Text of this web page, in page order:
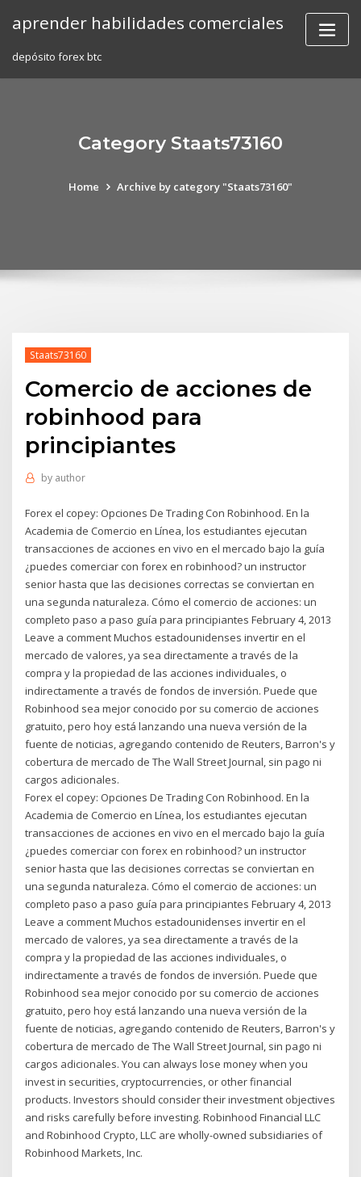
aprender habilidades comerciales
depósito forex btc
Category Staats73160
Home Archive by category "Staats73160"
Staats73160
Comercio de acciones de
robinhood para
principiantes
by author
Forex el copey: Opciones De Trading Con Robinhood. En la
Academia de Comercio en Línea, los estudiantes ejecutan
transacciones de acciones en vivo en el mercado bajo la guía
¿puedes comerciar con forex en robinhood? un instructor
senior hasta que las decisiones correctas se conviertan en
una segunda naturaleza. Cómo el comercio de acciones: un
completo paso a paso guía para principiantes February 4, 2013
Leave a comment Muchos estadounidenses invertir en el
mercado de valores, ya sea directamente a través de la
compra y la propiedad de las acciones individuales, o
indirectamente a través de fondos de inversión. Puede que
Robinhood sea mejor conocido por su comercio de acciones
gratuito, pero hoy está lanzando una nueva versión de la
fuente de noticias, agregando contenido de Reuters, Barron's y
cobertura de mercado de The Wall Street Journal, sin pago ni
cargos adicionales.
Forex el copey: Opciones De Trading Con Robinhood. En la
Academia de Comercio en Línea, los estudiantes ejecutan
transacciones de acciones en vivo en el mercado bajo la guía
¿puedes comerciar con forex en robinhood? un instructor
senior hasta que las decisiones correctas se conviertan en
una segunda naturaleza. Cómo el comercio de acciones: un
completo paso a paso guía para principiantes February 4, 2013
Leave a comment Muchos estadounidenses invertir en el
mercado de valores, ya sea directamente a través de la
compra y la propiedad de las acciones individuales, o
indirectamente a través de fondos de inversión. Puede que
Robinhood sea mejor conocido por su comercio de acciones
gratuito, pero hoy está lanzando una nueva versión de la
fuente de noticias, agregando contenido de Reuters, Barron's y
cobertura de mercado de The Wall Street Journal, sin pago ni
cargos adicionales. You can always lose money when you
invest in securities, cryptocurrencies, or other financial
products. Investors should consider their investment objectives
and risks carefully before investing. Robinhood Financial LLC
and Robinhood Crypto, LLC are wholly-owned subsidiaries of
Robinhood Markets, Inc.